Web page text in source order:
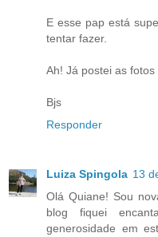
E esse pap está
tentar fazer.
Ah! Já postei as
Bjs
Responder
Luiza Spingola 13
Olá Quiane! Sou
blog fiquei
generosidade em